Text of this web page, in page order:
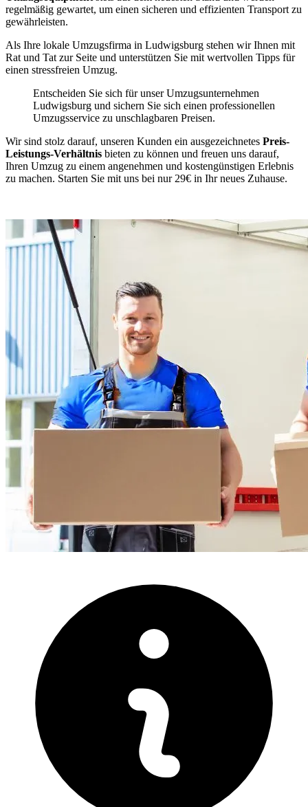
regelmäßig gewartet, um einen sicheren und effizienten Transport zu
gewährleisten.
Als Ihre lokale Umzugsfirma in Ludwigsburg stehen wir Ihnen mit
Rat und Tat zur Seite und unterstützen Sie mit wertvollen Tipps für
einen stressfreien Umzug.
Entscheiden Sie sich für unser Umzugsunternehmen
Ludwigsburg und sichern Sie sich einen professionellen
Umzugsservice zu unschlagbaren Preisen.
Wir sind stolz darauf, unseren Kunden ein ausgezeichnetes Preis-
Leistungs-Verhältnis bieten zu können und freuen uns darauf,
Ihren Umzug zu einem angenehmen und kostengünstigen Erlebnis
zu machen. Starten Sie mit uns bei nur 29€ in Ihr neues Zuhause.